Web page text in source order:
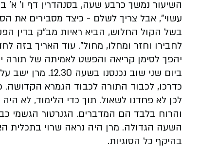
השיעור נמשך כרבע שעה, בסנהדרין דף ו' א'
עשוי", אבל צריך לשלם - כיצד מסבירים את
בשל הקול החלוש, הביא ראיות מב"ק בדין
לחבירו וחזר ומחלו, מחול". עוד האריך
יהפך לסימן קריאה והפשט לאמיתה של תורה
ביום שני שוב
כדרכו, לכבוד התורה לכבוד הגמרא
לכן לא פחדנו לשאול. תוך כדי הלימוד, לא
והרוח בלבד הם המדברים. הגנרטור הגשמי
השעה הגדולה. מרן היה נראה שרוי בתכלית
בהיקף כל הסוגיות.